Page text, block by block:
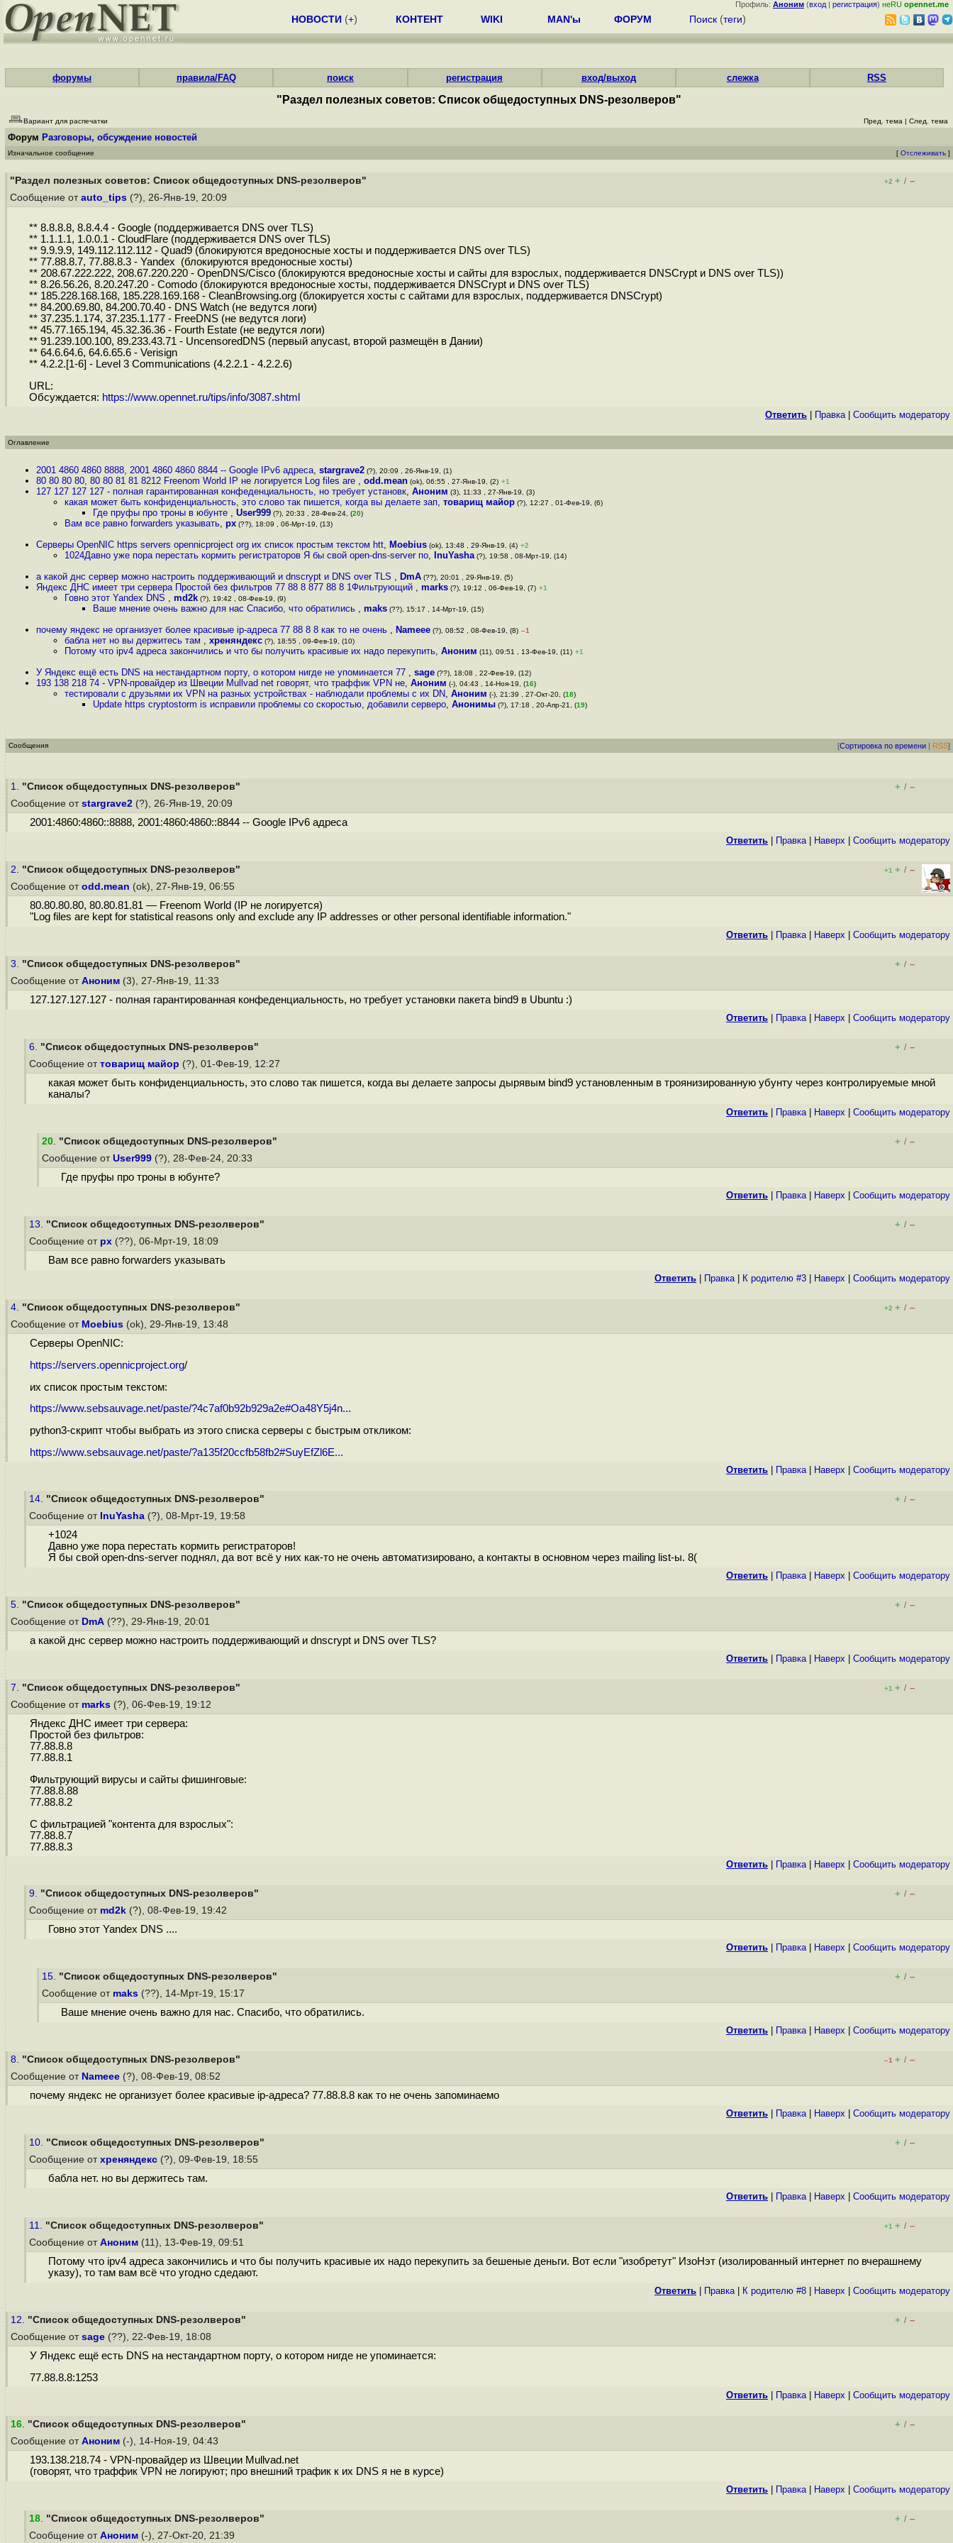
Профиль: Аноним (вход | регистрация) неRU opennet.me
НОВОСТИ (+) КОНТЕНТ WIKI MAN'ы ФОРУМ Поиск (теги)
форумы правила/FAQ поиск регистрация вход/выход слежка RSS
"Раздел полезных советов: Список общедоступных DNS-резолверов"
Вариант для распечатки Пред. тема | След. тема
Форум Разговоры, обсуждение новостей
Изначальное сообщение [ Отслеживать ]
"Раздел полезных советов: Список общедоступных DNS-резолверов" +2 + / –
Сообщение от auto_tips (?), 26-Янв-19, 20:09
** 8.8.8.8, 8.8.4.4 - Google (поддерживается DNS over TLS)
** 1.1.1.1, 1.0.0.1 - CloudFlare (поддерживается DNS over TLS)
** 9.9.9.9, 149.112.112.112 - Quad9 (блокируются вредоносные хосты и поддерживается DNS over TLS)
** 77.88.8.7, 77.88.8.3 - Yandex (блокируются вредоносные хосты)
** 208.67.222.222, 208.67.220.220 - OpenDNS/Cisco (блокируются вредоносные хосты и сайты для взрослых, поддерживается DNSCrypt и DNS over TLS))
** 8.26.56.26, 8.20.247.20 - Comodo (блокируются вредоносные хосты, поддерживается DNSCrypt и DNS over TLS)
** 185.228.168.168, 185.228.169.168 - CleanBrowsing.org (блокируется хосты с сайтами для взрослых, поддерживается DNSCrypt)
** 84.200.69.80, 84.200.70.40 - DNS Watch (не ведутся логи)
** 37.235.1.174, 37.235.1.177 - FreeDNS (не ведутся логи)
** 45.77.165.194, 45.32.36.36 - Fourth Estate (не ведутся логи)
** 91.239.100.100, 89.233.43.71 - UncensoredDNS (первый anycast, второй размещён в Дании)
** 64.6.64.6, 64.6.65.6 - Verisign
** 4.2.2.[1-6] - Level 3 Communications (4.2.2.1 - 4.2.2.6)
URL:
Обсуждается: https://www.opennet.ru/tips/info/3087.shtml
Ответить Правка| Cообщить модератору
Оглавление
2001 4860 4860 8888, 2001 4860 4860 8844 -- Google IPv6 адреса, stargrave2 (?), 20:09 , 26-Янв-19, (1)
80 80 80 80, 80 80 81 81 8212 Freenom World IP не логируется Log files are , odd.mean (ok), 06:55 , 27-Янв-19, (2) +1
127 127 127 127 - полная гарантированная конфеденциальность, но требует установк, Аноним (3), 11:33 , 27-Янв-19, (3)
какая может быть конфиденциальность, это слово так пишется, когда вы делаете зап, товарищ майор (?), 12:27 , 01-Фев-19, (6)
Где пруфы про троны в юбунте , User999 (?), 20:33 , 28-Фев-24, (20)
Вам все равно forwarders указывать, px (??), 18:09 , 06-Мрт-19, (13)
Серверы OpenNIC https servers opennicproject org их список простым текстом htt, Moebius (ok), 13:48 , 29-Янв-19, (4) +2
1024Давно уже пора перестать кормить регистраторов Я бы свой open-dns-server по, InuYasha (?), 19:58 , 08-Мрт-19, (14)
а какой днс сервер можно настроить поддерживающий и dnscrypt и DNS over TLS , DmA (??), 20:01 , 29-Янв-19, (5)
Яндекс ДНС имеет три сервера Простой без фильтров 77 88 8 877 88 8 1Фильтрующий , marks (?), 19:12 , 06-Фев-19, (7) +1
Говно этот Yandex DNS , md2k (?), 19:42 , 08-Фев-19, (9)
Ваше мнение очень важно для нас Спасибо, что обратились , maks (??), 15:17 , 14-Мрт-19, (15)
почему яндекс не организует более красивые ip-адреса 77 88 8 8 как то не очень , Nameee (?), 08:52 , 08-Фев-19, (8) –1
бабла нет но вы держитесь там , хреняндекс (?), 18:55 , 09-Фев-19, (10)
Потому что ipv4 адреса закончились и что бы получить красивые их надо перекупить, Аноним (11), 09:51 , 13-Фев-19, (11) +1
У Яндекс ещё есть DNS на нестандартном порту, о котором нигде не упоминается 77 , sage (??), 18:08 , 22-Фев-19, (12)
193 138 218 74 - VPN-провайдер из Швеции Mullvad net говорят, что траффик VPN не, Аноним (-), 04:43 , 14-Ноя-19, (16)
тестировали с друзьями их VPN на разных устройствах - наблюдали проблемы с их DN, Аноним (-), 21:39 , 27-Окт-20, (18)
Update https cryptostorm is исправили проблемы со скоростью, добавили серверо, Анонимы (?), 17:18 , 20-Апр-21, (19)
Сообщения [Сортировка по времени | RSS]
1. "Список общедоступных DNS-резолверов" + / –
Сообщение от stargrave2 (?), 26-Янв-19, 20:09
2001:4860:4860::8888, 2001:4860:4860::8844 -- Google IPv6 адреса
Ответить Правка| Наверх Cообщить модератору
2. "Список общедоступных DNS-резолверов" +1 + / –
Сообщение от odd.mean (ok), 27-Янв-19, 06:55
80.80.80.80, 80.80.81.81 — Freenom World (IP не логируется)
"Log files are kept for statistical reasons only and exclude any IP addresses or other personal identifiable information."
Ответить Правка| Наверх Cообщить модератору
3. "Список общедоступных DNS-резолверов" + / –
Сообщение от Аноним (3), 27-Янв-19, 11:33
127.127.127.127 - полная гарантированная конфеденциальность, но требует установки пакета bind9 в Ubuntu :)
Ответить Правка| Наверх Cообщить модератору
6. "Список общедоступных DNS-резолверов" + / –
Сообщение от товарищ майор (?), 01-Фев-19, 12:27
какая может быть конфиденциальность, это слово так пишется, когда вы делаете запросы дырявым bind9 установленным в троянизированную убунту через контролируемые мной
каналы?
Ответить Правка| Наверх Cообщить модератору
20. "Список общедоступных DNS-резолверов" + / –
Сообщение от User999 (?), 28-Фев-24, 20:33
Где пруфы про троны в юбунте?
Ответить Правка| Наверх Cообщить модератору
13. "Список общедоступных DNS-резолверов" + / –
Сообщение от px (??), 06-Мрт-19, 18:09
Вам все равно forwarders указывать
Ответить Правка| К родителю #3 Наверх Cообщить модератору
4. "Список общедоступных DNS-резолверов" +2 + / –
Сообщение от Moebius (ok), 29-Янв-19, 13:48
Серверы OpenNIC:
https://servers.opennicproject.org/
их список простым текстом:
https://www.sebsauvage.net/paste/?4c7af0b92b929a2e#Oa48Y5j4n...
python3-скрипт чтобы выбрать из этого списка серверы с быстрым откликом:
https://www.sebsauvage.net/paste/?a135f20ccfb58fb2#SuyEfZl6E...
Ответить Правка| Наверх Cообщить модератору
14. "Список общедоступных DNS-резолверов" + / –
Сообщение от InuYasha (?), 08-Мрт-19, 19:58
+1024
Давно уже пора перестать кормить регистраторов!
Я бы свой open-dns-server поднял, да вот всё у них как-то не очень автоматизировано, а контакты в основном через mailing list-ы. 8(
Ответить Правка| Наверх Cообщить модератору
5. "Список общедоступных DNS-резолверов" + / –
Сообщение от DmA (??), 29-Янв-19, 20:01
а какой днс сервер можно настроить поддерживающий и dnscrypt и DNS over TLS?
Ответить Правка| Наверх Cообщить модератору
7. "Список общедоступных DNS-резолверов" +1 + / –
Сообщение от marks (?), 06-Фев-19, 19:12
Яндекс ДНС имеет три сервера:
Простой без фильтров:
77.88.8.8
77.88.8.1
Фильтрующий вирусы и сайты фишинговые:
77.88.8.88
77.88.8.2
С фильтрацией "контента для взрослых":
77.88.8.7
77.88.8.3
Ответить Правка| Наверх Cообщить модератору
9. "Список общедоступных DNS-резолверов" + / –
Сообщение от md2k (?), 08-Фев-19, 19:42
Говно этот Yandex DNS ....
Ответить Правка| Наверх Cообщить модератору
15. "Список общедоступных DNS-резолверов" + / –
Сообщение от maks (??), 14-Мрт-19, 15:17
Ваше мнение очень важно для нас. Спасибо, что обратились.
Ответить Правка| Наверх Cообщить модератору
8. "Список общедоступных DNS-резолверов" –1 + / –
Сообщение от Nameee (?), 08-Фев-19, 08:52
почему яндекс не организует более красивые ip-адреса? 77.88.8.8 как то не очень запоминаемо
Ответить Правка| Наверх Cообщить модератору
10. "Список общедоступных DNS-резолверов" + / –
Сообщение от хреняндекс (?), 09-Фев-19, 18:55
бабла нет. но вы держитесь там.
Ответить Правка| Наверх Cообщить модератору
11. "Список общедоступных DNS-резолверов" +1 + / –
Сообщение от Аноним (11), 13-Фев-19, 09:51
Потому что ipv4 адреса закончились и что бы получить красивые их надо перекупить за бешеные деньги. Вот если "изобретут" ИзоНэт (изолированный интернет по вчерашнему
указу), то там вам всё что угодно сдедают.
Ответить Правка| К родителю #8 Наверх Cообщить модератору
12. "Список общедоступных DNS-резолверов" + / –
Сообщение от sage (??), 22-Фев-19, 18:08
У Яндекс ещё есть DNS на нестандартном порту, о котором нигде не упоминается:
77.88.8.8:1253
Ответить Правка| Наверх Cообщить модератору
16. "Список общедоступных DNS-резолверов" + / –
Сообщение от Аноним (-), 14-Ноя-19, 04:43
193.138.218.74 - VPN-провайдер из Швеции Mullvad.net
(говорят, что траффик VPN не логируют; про внешний трафик к их DNS я не в курсе)
Ответить Правка| Наверх Cообщить модератору
18. "Список общедоступных DNS-резолверов" + / –
Сообщение от Аноним (-), 27-Окт-20, 21:39